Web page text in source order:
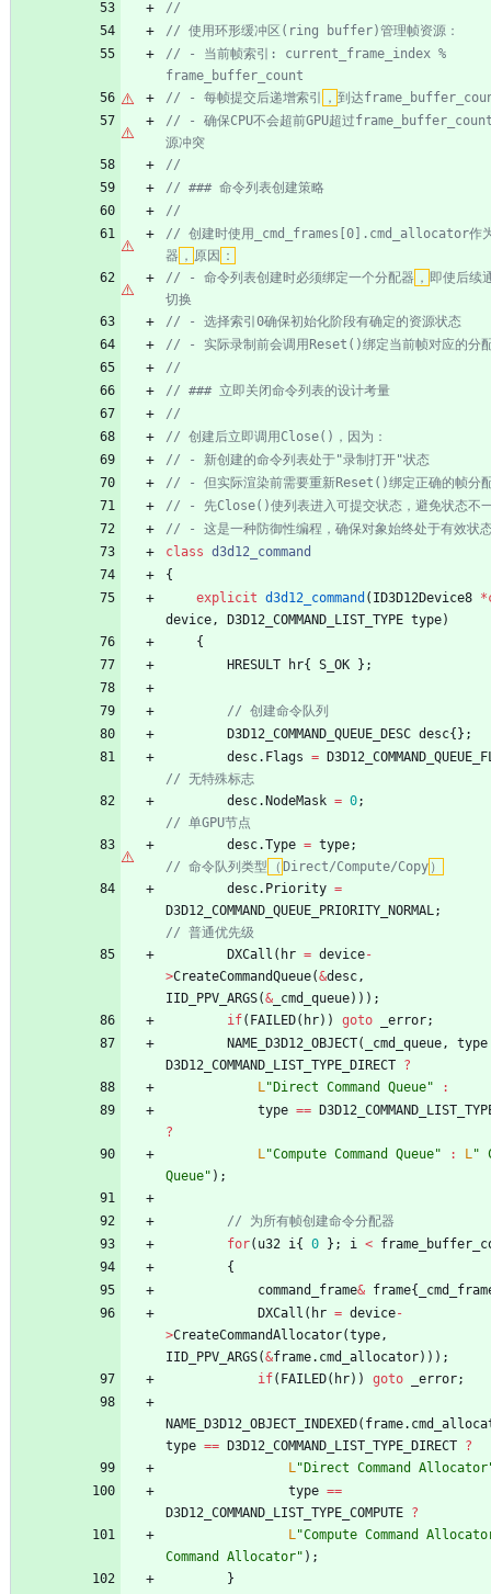
// - 当前帧索引: current_frame_index %
// - 每帧提交后递增索引
，
// - 确保CPU不会超前GPU超过
// 创建时使用_cmd_frames[0].cmd_allocator作
器 ， 原因 ：
// - 命令列表创建时必须绑定一个分配器 ， 即使后续
class d3d12_command
{
explicit d3d12_command ( ID3D12Device8 *
device, D3D12_COMMAND_LIST_TYPE type)
{
HRESULT
hr{ S_OK } ;
D3D12_COMMAND_QUEUE_DESC desc{ } ;
desc. Flags =
desc. NodeMask = 0;
desc.Type = type;
// 命令队列类型
（ Direct/Compute/Copy ）
desc. Priority =
D3D12_COMMAND_QUEUE_PRIORITY_NORMAL;
DXCall ( hr = device-
>CreateCommandQueue(&desc,
IID_PPV_ARGS(& _cmd_queue) ) ) ;
if( FAILED( hr) ) goto _error;
NAME_D3D12_OBJECT( _cmd_queue,
type
D3D12_COMMAND_LIST_TYPE_DIRECT ?
L" Direct Command Queue"
:
type ==
?
L"Compute Command Queue" : L"
Queue" ) ;
for( u32 i{ 0 } ; i <
{
command_frame& frame{
DXCall ( hr = device-
>CreateCommandAllocator(type,
IID_PPV_ARGS(&frame. cmd_allocator) ) ) ;
if( FAILED( hr) ) goto _error;
NAME_D3D12_OBJECT_INDEXED( frame.
type == D3D12_COMMAND_LIST_TYPE_DIRECT ?
L" Direct Command Allocator
type ==
D3D12_COMMAND_LIST_TYPE_COMPUTE ?
L"Compute Command
Command Allocator" ) ;
}